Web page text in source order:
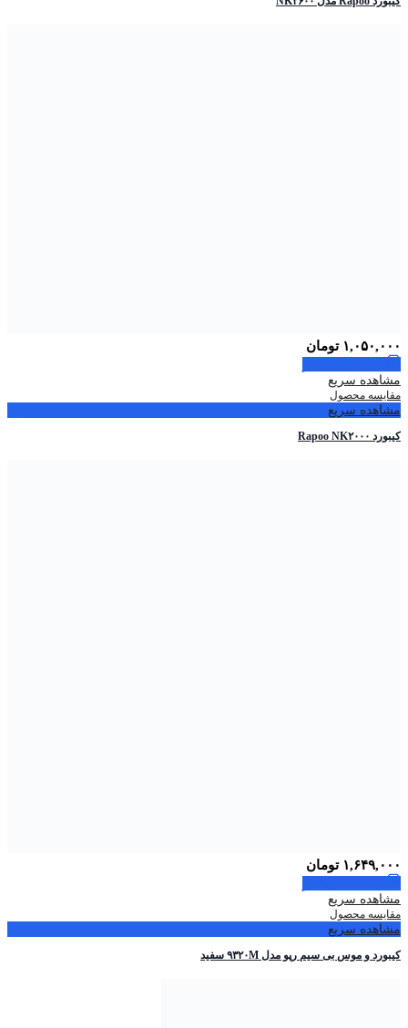
۱,۰۵۰,۰۰۰ تومان
مشاهده سریع
مقایسه محصول
مشاهده سریع
کیبورد Rapoo NK۲۰۰۰
۱,۶۴۹,۰۰۰ تومان
مشاهده سریع
مقایسه محصول
مشاهده سریع
کیبورد و موس بی سیم رپو مدل ۹۳۲۰M سفید